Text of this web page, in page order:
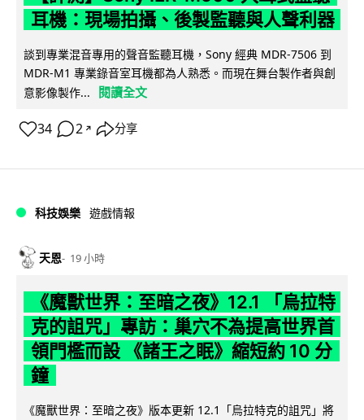
耳機：現場拍攝、後製監聽與人聲利器
談到專業混音專用的聲音監聽耳機，Sony 經典 MDR-7506 到
MDR-M1 專業錄音室耳機都為人熟悉。而現在舞台製作者與創
意影像製作...
閱讀全文
34 2 ↗ 分享
科技娛樂 遊戲情報
天恩 19 小時
《魔獸世界：至暗之夜》12.1 「烏拉特
克的詛咒」專訪：巢穴不為提高世界首
領門檻而設 《諸王之眠》縮短約 10 分
鐘
《魔獸世界：至暗之夜》版本更新 12.1「烏拉特克的詛咒」將